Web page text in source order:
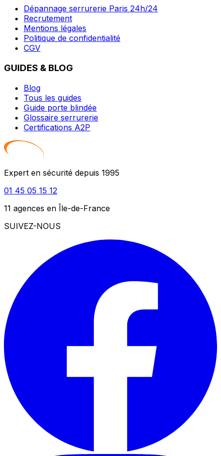
Dépannage serrurerie Paris 24h/24
Recrutement
Mentions légales
Politique de confidentialité
CGV
GUIDES & BLOG
Blog
Tous les guides
Guide porte blindée
Glossaire serrurerie
Certifications A2P
Expert en sécurité depuis 1995
01 45 05 15 12
11 agences en Île-de-France
SUIVEZ-NOUS